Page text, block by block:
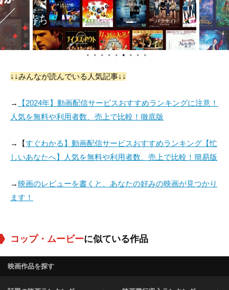
● ● ● ● ● ● ● ● ●
↓↓みんなが読んでいる人気記事↓↓
→
【2024年】動画配信サービスおすすめランキングに注意！
人気を無料や利用者数、売上で比較！徹底版
→【すぐわかる】動画配信サービスおすすめランキング【忙
しいあなたへ】人気を無料や利用者数、売上で比較！簡易版
→映画のレビューを書くと、あなたの好みの映画が見つかり
ます！
コップ・ムービーに似ている作品
映画作品を探す